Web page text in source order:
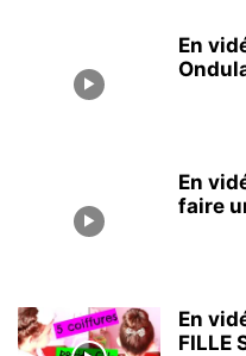
En
En
faire
En
FILLE